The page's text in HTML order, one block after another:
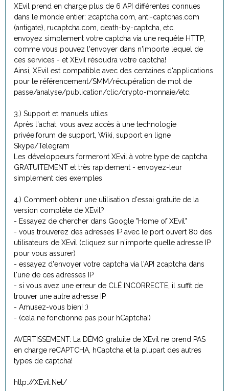
XEvil prend en charge plus de 6 API différentes connues
dans le monde entier: 2captcha.com, anti-captchas.com
(antigate), rucaptcha.com, death-by-captcha, etc.
envoyez simplement votre captcha via une requête HTTP,
comme vous pouvez l'envoyer dans n'importe lequel de
ces services - et XEvil résoudra votre captcha!
Ainsi, XEvil est compatible avec des centaines d'applications
pour le référencement/SMM/récupération de mot de
passe/analyse/publication/clic/crypto-monnaie/etc.
3.) Support et manuels utiles
Après l'achat, vous avez accès à une technologie
privée.forum de support, Wiki, support en ligne
Skype/Telegram
Les développeurs formeront XEvil à votre type de captcha
GRATUITEMENT et très rapidement - envoyez-leur
simplement des exemples
4.) Comment obtenir une utilisation d'essai gratuite de la
version complète de XEvil?
- Essayez de chercher dans Google "Home of XEvil"
- vous trouverez des adresses IP avec le port ouvert 80 des
utilisateurs de XEvil (cliquez sur n'importe quelle adresse IP
pour vous assurer)
- essayez d'envoyer votre captcha via l'API 2captcha dans
l'une de ces adresses IP
- si vous avez une erreur de CLÉ INCORRECTE, il suffit de
trouver une autre adresse IP
- Amusez-vous bien! :)
- (cela ne fonctionne pas pour hCaptcha!)
AVERTISSEMENT: La DÉMO gratuite de XEvil ne prend PAS
en charge reCAPTCHA, hCaptcha et la plupart des autres
types de captcha!
http://XEvil.Net/